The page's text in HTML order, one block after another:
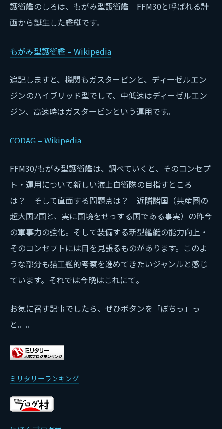
護衛艦のしろは、もがみ型護衛艦 FFM30と呼ばれる計
画から誕生した艦艇です。
もがみ型護衛艦 – Wikipedia
追記しますと、機関もガスタービンと、ディーゼルエン
ジンのハイブリッド型でして、中低速はディーゼルエン
ジン、高速時はガスタービンという運用です。
CODAG – Wikipedia
FFM30/もがみ型護衛艦は、調べていくと、そのコンセプ
ト・運用について新しい海上自衛隊の目指すところ
は？ そして直面する問題点は？ 近隣諸国（共産圏の
超大国2国と、実に国境をせっする国である事実）の昨今
の軍事力の強化。そして装備する新型艦艇の能力向上・
そのコンセプトには目を見張るものがあります。このよ
うな部分も猫工艦的考察を進めてきたいジャンルと感じ
ています。それでは今晩はこれにて。
お気に召す記事でしたら、ぜひボタンを「ぽちっ」っ
と。。
ミリタリーランキング